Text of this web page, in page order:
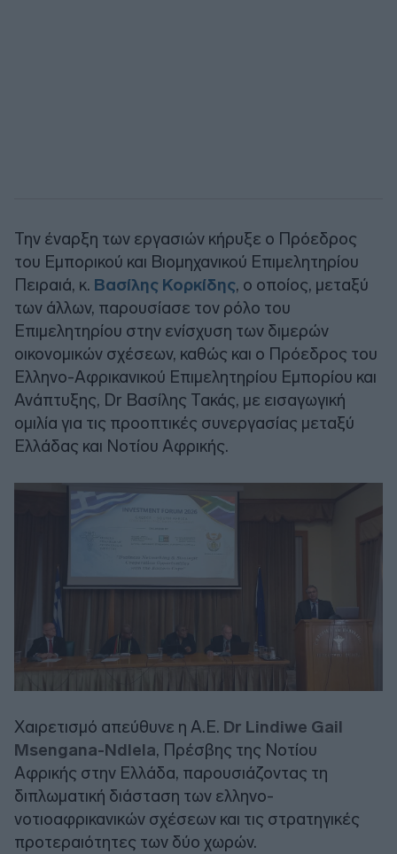
Την έναρξη των εργασιών κήρυξε ο Πρόεδρος
του Εμπορικού και Βιομηχανικού Επιμελητηρίου
Πειραιά, κ. Βασίλης Κορκίδης, ο οποίος, μεταξύ
των άλλων, παρουσίασε τον ρόλο του
Επιμελητηρίου στην ενίσχυση των διμερών
οικονομικών σχέσεων, καθώς και ο Πρόεδρος του
Ελληνο-Αφρικανικού Επιμελητηρίου Εμπορίου και
Ανάπτυξης, Dr Βασίλης Τακάς, με εισαγωγική
ομιλία για τις προοπτικές συνεργασίας μεταξύ
Ελλάδας και Νοτίου Αφρικής.
Χαιρετισμό απεύθυνε η Α.Ε. Dr Lindiwe Gail
Msengana-Ndlela, Πρέσβης της Νοτίου
Αφρικής στην Ελλάδα, παρουσιάζοντας τη
διπλωματική διάσταση των ελληνο-
νοτιοαφρικανικών σχέσεων και τις στρατηγικές
προτεραιότητες των δύο χωρών.